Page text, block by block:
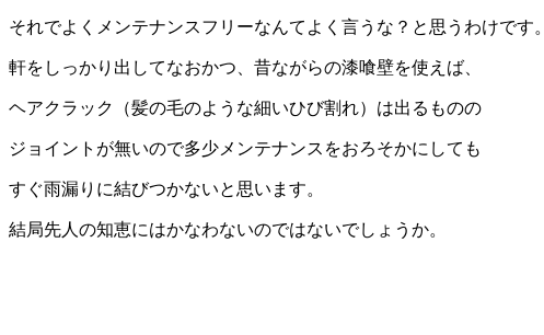
それでよくメンテナンスフリーなんてよく言うな？と思うわけです。
軒をしっかり出してなおかつ、昔ながらの漆喰壁を使えば、
ヘアクラック（髪の毛のような細いひび割れ）は出るものの
ジョイントが無いので多少メンテナンスをおろそかにしても
すぐ雨漏りに結びつかないと思います。
結局先人の知恵にはかなわないのではないでしょうか。